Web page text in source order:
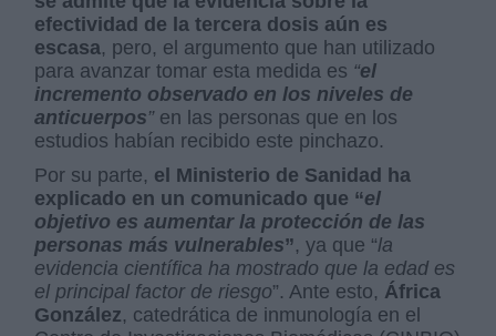
efectividad de la tercera dosis aún es
escasa, pero, el argumento que han utilizado
para avanzar tomar esta medida es “el
incremento observado en los niveles de
anticuerpos”en las personas que en los
estudios habían recibido este pinchazo.
Por su parte, el Ministerio de Sanidad ha
explicado en un comunicado que “el
objetivo es aumentar la protección de las
personas más vulnerables”, ya que “la
evidencia científica ha mostrado que la edad es
el principal factor de riesgo”. Ante esto, África
González, catedrática de inmunología en el